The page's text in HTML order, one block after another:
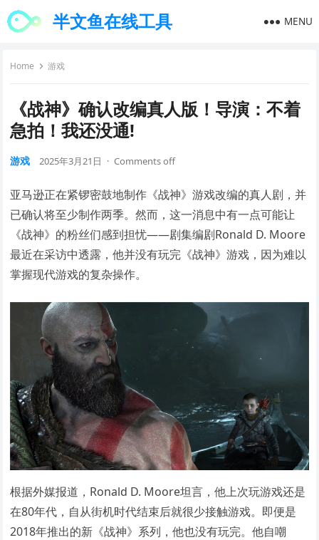
半文鱼在线工具 MENU
Home 游戏
《战神》确认改编真人版！导演：不着
急拍！我还没通!
游戏 2025年3月21日 · Comments off
亚马逊正在紧锣密鼓地制作《战神》游戏改编的真人剧，并
已确认将至少制作两季。然而，这一消息中有一点可能让
《战神》的粉丝们感到担忧——剧集编剧Ronald D. Moore
最近在采访中透露，他并没有玩完《战神》游戏，因为难以
掌握现代游戏的复杂操作。
根据外媒报道，Ronald D. Moore坦言，他上次玩游戏还是
在80年代，自从街机时代结束后就很少接触游戏。即便是
2018年推出的新《战神》系列，他也没有玩完。他自嘲